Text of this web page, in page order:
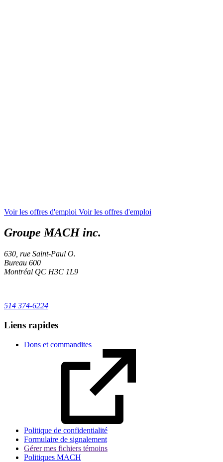
Voir les offres d'emploi Voir les offres d'emploi
Groupe MACH inc.
630, rue Saint-Paul O.
Bureau 600
Montréal QC H3C 1L9
514 374-6224
Liens rapides
Dons et commandites
Politique de confidentialité
Formulaire de signalement
Gérer mes fichiers témoins
Politiques MACH